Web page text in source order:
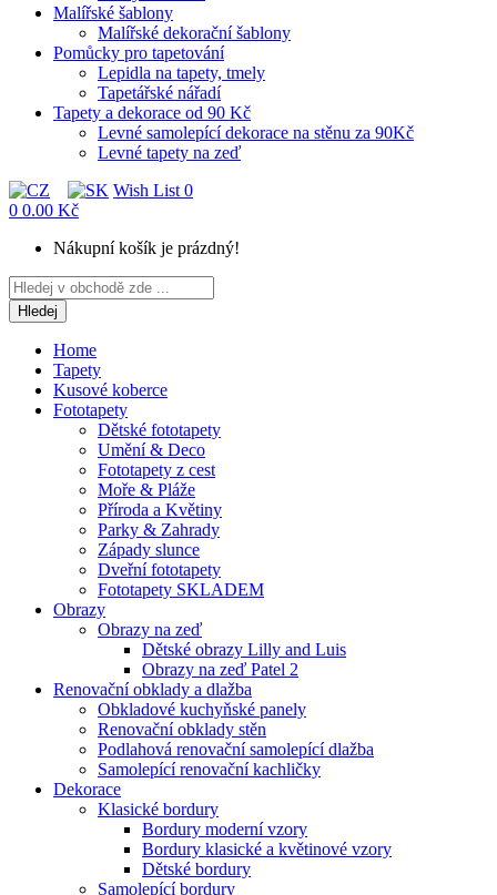
Malířské šablony
Malířské dekorační šablony
Pomůcky pro tapetování
Lepidla na tapety, tmely
Tapetářské nářadí
Tapety a dekorace od 90 Kč
Levné samolepící dekorace na stěnu za 90Kč
Levné tapety na zeď
Wish List 0
0 0.00 Kč
Nákupní košík je prázdný!
Hledej
Home
Tapety
Kusové koberce
Fototapety
Dětské fototapety
Umění & Deco
Fototapety z cest
Moře & Pláže
Příroda a Květiny
Parky & Zahrady
Západy slunce
Dveřní fototapety
Fototapety SKLADEM
Obrazy
Obrazy na zeď
Dětské obrazy Lilly and Luis
Obrazy na zeď Patel 2
Renovační obklady a dlažba
Obkladové kuchyňské panely
Renovační obklady stěn
Podlahová renovační samolepící dlažba
Samolepící renovační kachličky
Dekorace
Klasické bordury
Bordury moderní vzory
Bordury klasické a květinové vzory
Dětské bordury
Samolepící bordury